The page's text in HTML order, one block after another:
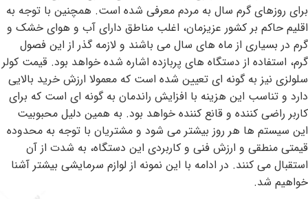
برای روزهای گرم سال به مردم معرفی شده است. همچنین با توجه به
اقلیم حاکم بر کشور عزیزمان، اغلب مناطق دارای آب و هوای خشک و
گرم در بسیاری از ماه های سال می باشند و لازمه گذر از این فصول
گرم، استفاده از دستگاه های پربازده اشاره شده خواهد بود. قیمت کولر
سلولزی نیز به گونه ای تعیین شده است که معمولا ارزش خرید بالایی
دارد و تناسب این هزینه با افزایش راندمان به گونه ای است که برای
کاربر راضی کننده و قانع کننده خواهد بود. به همین دلیل محبوبیت
این سیستم ها هر روز بیشتر می شود و مشتریان با توجه به محدوده
قیمتی منطقی و ارزش فنی و کاربردی این دستگاه، به شدت از آن
استقبال می کنند. در ادامه با این نمونه از لوازم سرمایشی بیشتر آشنا
خواهیم شد.